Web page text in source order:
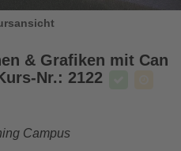
& Grafiken mit Can
Nr.: 2122
Campus